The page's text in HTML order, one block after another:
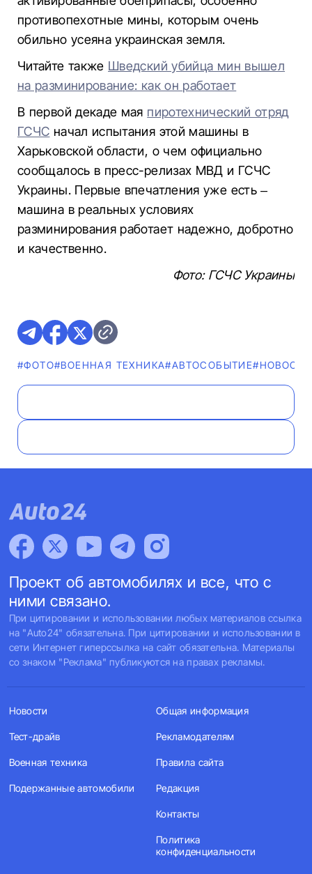
противопехотные мины, которым очень
обильно усеяна украинская земля.
Читайте также Шведский убийца мин вышел
на разминирование: как он работает
В первой декаде мая пиротехнический отряд
ГСЧС начал испытания этой машины в
Харьковской области, о чем официально
сообщалось в пресс-релизах МВД и ГСЧС
Украины. Первые впечатления уже есть –
машина в реальных условиях
разминирования работает надежно, добротно
и качественно.
Фото: ГСЧС Украины
#ФОТО#ВОЕННАЯ ТЕХНИКА#АВТОСОБЫТИЕ#НОВОСТИ
Проект об автомобилях и все, что с
ними связано.
При цитировании и использовании любых материалов ссылка
на "Auto24" обязательна. При цитировании и использовании в
сети Интернет гиперссылка на сайт обязательна. Материалы
со знаком "Реклама" публикуются на правах рекламы.
Новости
Тест-драйв
Военная техника
Подержанные автомобили
Общая информация
Рекламодателям
Правила сайта
Редакция
Контакты
Политика
конфиденциальности